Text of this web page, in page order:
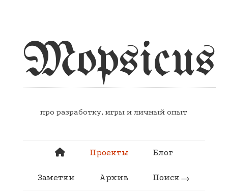
Mopsicus
про разработку, игры и личный опыт
Проекты Блог
Заметки Архив Поиск